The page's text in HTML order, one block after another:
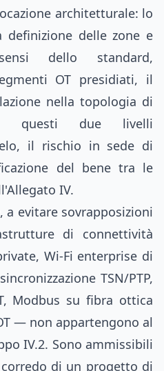
architetturale: lo
delle zone e
dello standard,
OT presidiati, il
nella topologia di
questi due livelli
il rischio in sede di
del bene tra le
IV.
a evitare sovrapposizioni
di connettività
Wi-Fi enterprise di
TSN/PTP,
Modbus su fibra ottica
— non appartengono al
IV.2. Sono ammissibili
di un progetto di